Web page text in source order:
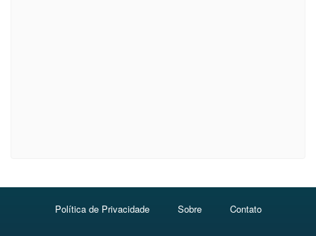
Política de Privacidade Sobre Contato